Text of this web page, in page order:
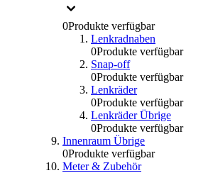
0Produkte verfügbar
Lenkradnaben
0Produkte verfügbar
Snap-off
0Produkte verfügbar
Lenkräder
0Produkte verfügbar
Lenkräder Übrige
0Produkte verfügbar
Innenraum Übrige
0Produkte verfügbar
Meter & Zubehör